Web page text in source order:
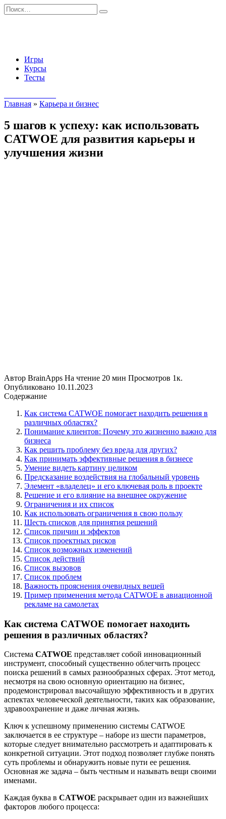
Перейти
к
Search
for:
Игры
Курсы
Тесты
Главная » Карьера и бизнес
5 шагов к успеху: как использовать
CATWOE для развития карьеры и
улучшения жизни
Автор BrainApps На чтение 20 мин Просмотров 1к.
Опубликовано 10.11.2023
Содержание
Как система CATWOE помогает находить решения в
различных областях?
Понимание клиентов: Почему это жизненно важно для
бизнеса
Как решить проблему без вреда для других?
Как принимать эффективные решения в бизнесе
Умение видеть картину целиком
Предсказание воздействия на глобальный уровень
Элемент «владелец» и его ключевая роль в проекте
Решение и его влияние на внешнее окружение
Ограничения и их список
Как использовать ограничения в свою пользу
Шесть списков для принятия решений
Список причин и эффектов
Список проектных рисков
Список возможных изменений
Список действий
Список вызовов
Список проблем
Важность прояснения очевидных вещей
Пример применения метода CATWOE в авиационной
рекламе на самолетах
Как система CATWOE помогает находить
решения в различных областях?
Система CATWOE представляет собой инновационный
инструмент, способный существенно облегчить процесс
поиска решений в самых разнообразных сферах. Этот метод,
несмотря на свою основную ориентацию на бизнес,
продемонстрировал высочайшую эффективность и в других
аспектах человеческой деятельности, таких как образование,
здравоохранение и даже личная жизнь.
Ключ к успешному применению системы CATWOE
заключается в ее структуре – наборе из шести параметров,
которые следует внимательно рассмотреть и адаптировать к
конкретной ситуации. Этот подход позволяет глубже понять
суть проблемы и обнаружить новые пути ее решения.
Основная же задача – быть честным и называть вещи своими
именами.
Каждая буква в CATWOE раскрывает один из важнейших
факторов любого процесса: